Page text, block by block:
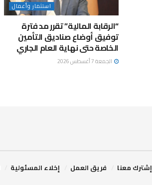
استثمار وأعمال
“الرقابة المالية” تقرر مد فترة
توفيق أوضاع صناديق التأمين
الخاصة حتى نهاية العام الجاري
الجمعة 7 أغسطس 2026
إشترك معنا فريق العمل إخلاء المسئولية